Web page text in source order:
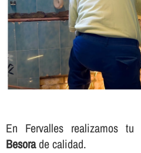
En Fervalles realizamos tu
Besorade calidad.